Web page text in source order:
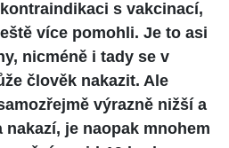
s vakcinací,
více pomohli. Je to asi
nicméně i tady se v
člověk nakazit. Ale
výrazně nižší a
je naopak mnohem